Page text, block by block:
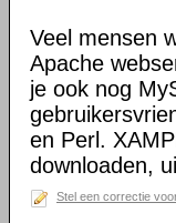
Veel mensen
Apache
je ook nog
en Perl.
downloaden,
Stel een correctie